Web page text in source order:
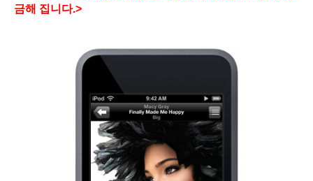
금해 집니다.>